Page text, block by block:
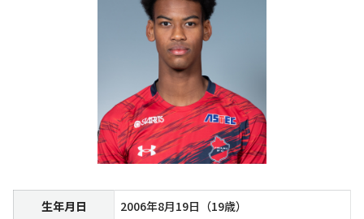
生年月日
2006年8月19日（19歳）